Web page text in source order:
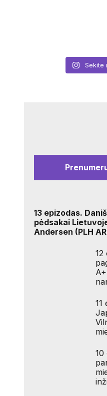
Sekite
13 epizodas.
pėdsakai
Andersen (PLH
12
11
10